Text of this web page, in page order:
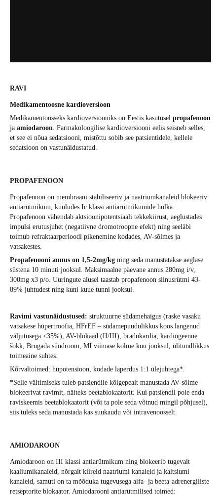
RAVI
Medikamentoosne kardioversioon
Medikamentoosseks kardioversiooniks on Eestis kasutusel propafenoon
ja amiodaroon. Farmakoloogilise kardioversiooni eelis seisneb selles,
et see ei nõua sedatsiooni, mistõttu sobib see patsientidele, kellele
sedatsioon on vastunäidustatud.
PROPAFENOON
Propafenoon on membraani stabiliseeriv ja naatriumkanaleid blokeeriv
antiarütmikum, kuuludes Ic klassi antiarütmikumide hulka.
Propafenoon vähendab aktsioonipotentsiaali tekkekiirust, aeglustades
impulsi erutusjuhet (negatiivne dromotroopne efekt) ning seeläbi
toimub refraktaarperioodi pikenemine kodades, AV-sõlmes ja
vatsakestes.
Propafenooni annus on 1,5-2mg/kg ning seda manustatakse aeglase
süstena 10 minuti jooksul. Maksimaalne päevane annus 280mg i/v,
300mg x3 p/o. Uuringute alusel taastab propafenoon siinusrütmi 43-
89% juhtudest ning kuni kuue tunni jooksul.
Ravimi vastunäidustused: struktuurne südamehaigus (raske vasaku
vatsakese hüpertroofia, HFrEF – südamepuudulikkus koos langenud
väljutusega <35%), AV-blokaad (II/III), bradükardia, kardiogeenne
šokk, Brugada sündroom, MI viimase kolme kuu jooksul, ülitundlikkus
toimeaine suhtes.
Kõrvaltoimed: hüpotensioon, kodade laperdus 1:1 ülejuhtega*.
*Selle vältimiseks tuleb patsiendile kõigepealt manustada AV-sõlme
blokeerivat ravimit, näiteks beetablokaatorit. Kui patsiendil pole enda
raviskeemis beetablokaatorit (või ta pole seda võtnud mingil põhjusel),
siis tuleks seda manustada kas suukaudu või intravenoosselt.
AMIODAROON
Amiodaroon on III klassi antiarütmikum ning blokeerib tugevalt
kaaliumikanaleid, nõrgalt kiireid naatriumi kanaleid ja kaltsiumi
kanaleid, samuti on ta mõõduka tugevusega alfa- ja beeta-adrenergiliste
retseptorite blokaator. Amiodarooni antiarütmilised toimed: